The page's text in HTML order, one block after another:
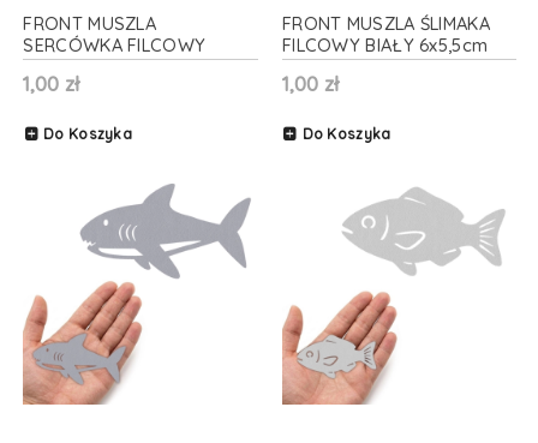
FRONT MUSZLA
SERCÓWKA FILCOWY
BIAŁY 6x5cm
1,00 zł
Do Koszyka
FRONT MUSZLA ŚLIMAKA
FILCOWY BIAŁY 6x5,5cm
1,00 zł
Do Koszyka